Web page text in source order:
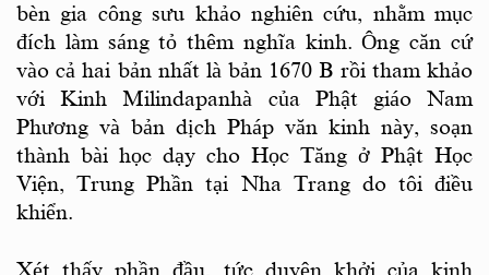
bèn gia công sưu khảo nghiên cứu, nhằm mục
đích làm sáng tỏ thêm nghĩa kinh. Ông căn cứ
vào cả hai bản nhất là bản 1670 B rồi tham khảo
với Kinh Milindapanhà của Phật giáo Nam
Phương và bản dịch Pháp văn kinh này, soạn
thành bài học dạy cho Học Tăng ở Phật Học
Viện, Trung Phần tại Nha Trang do tôi điều
khiển.
Xét thấy phần đầu, tức duyên khởi của kinh